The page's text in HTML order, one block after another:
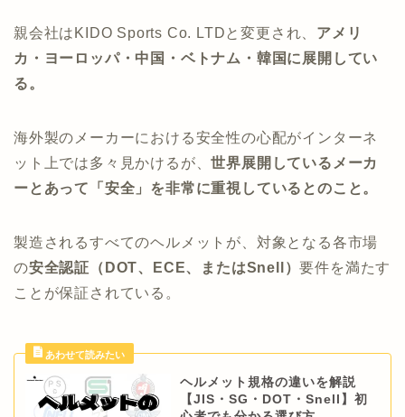
親会社はKIDO Sports Co. LTDと変更され、 アメリ
カ・ヨーロッパ・中国・ベトナム・韓国に展開してい
る。
海外製のメーカーにおける安全性の心配がインターネ
ット上では多々見かけるが、世界展開しているメーカ
ーとあって「安全」を非常に重視しているとのこと。
製造されるすべてのヘルメットが、対象となる各市場
の安全認証（DOT、ECE、またはSnell）要件を満たす
ことが保証されている。
ヘルメット規格の違いを解説
【JIS・SG・DOT・Snell】初